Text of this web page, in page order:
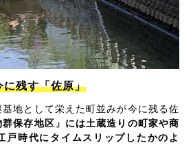
に残す「佐原」
地として栄えた町並みが今に残る佐
群保存地区」には土蔵造りの町家や商
戸時代にタイムスリップしたかのよ